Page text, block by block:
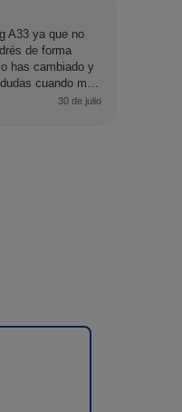
A33 ya que no
de forma
has cambiado y
cuando me
30 de julio